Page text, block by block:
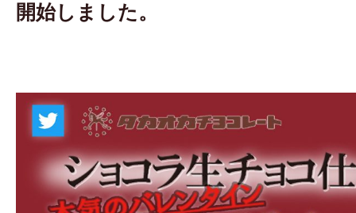
開始しました。